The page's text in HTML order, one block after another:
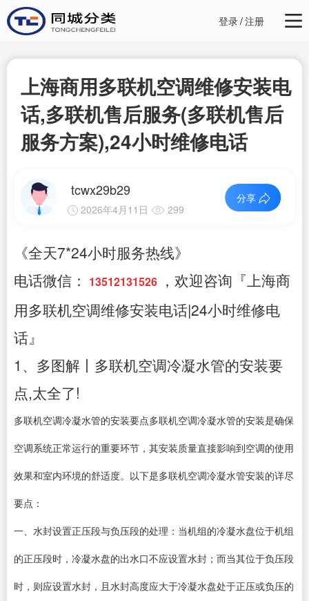
登录/注册
上海商用多联机空调维修安装电
话,多联机售后服务(多联机售后
服务方案),24小时维修电话
tcwx29b29
2026年4月11日 299
分享
《全天7*24小时服务热线》
电话微信：
13512131526 ，欢迎咨询『上海商
用多联机空调维修安装电话|24小时维修电
话』
1、多图解丨多联机空调冷凝水管的安装要
点,太全了!
多联机空调冷凝水管的安装要点多联机空调冷凝水管的安装是确保
空调系统正常运行的重要环节，其安装质量直接影响到空调的使用
效果和室内环境的舒适度。以下是多联机空调冷凝水管安装的详尽
要点：
一、水封设置正压段与负压段的处理：当机组的冷凝水盘位于机组
的正压段时，冷凝水盘的出水口不应设置水封；而当其位于负压段
时，则应设置水封，且水封高度应大于冷凝水盘处于正压或负压的